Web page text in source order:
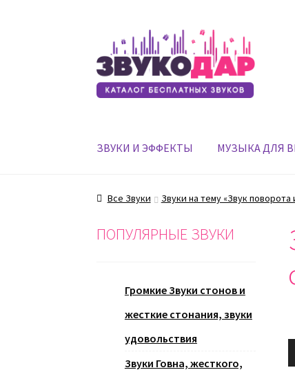
Перейти
к
навигации
Перейти
к
содержимому
ЗВУКИ И ЭФФЕКТЫ МУЗЫКА ДЛЯ
Все Звуки Звуки на тему «Звук
ПОПУЛЯРНЫЕ ЗВУКИ
Громкие Звуки стонов и
жесткие стонания, звуки
удовольствия
Звуки Говна, жесткого,